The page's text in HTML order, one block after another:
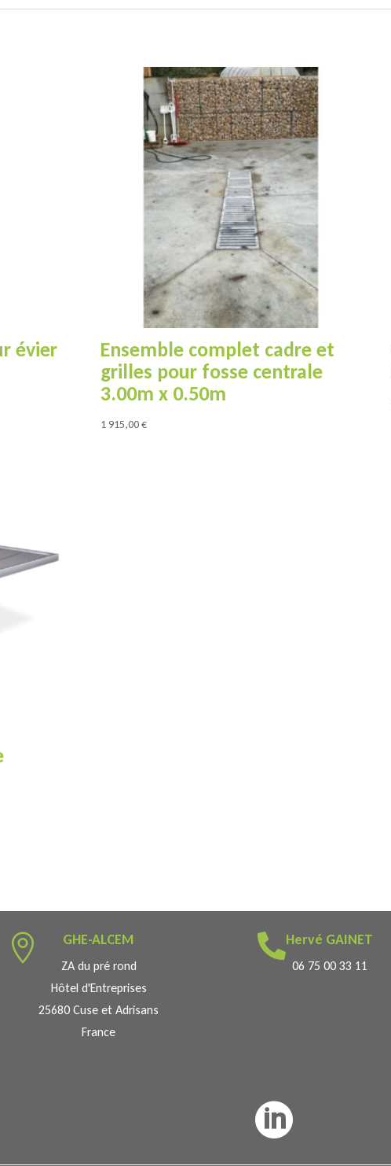
évier
Ensemble complet cadre et
grilles pour fosse centrale
3.00m x 0.50m
1 915,00€
 GHE-ALCEM
ZA du pré rond
Hôtel d'Entreprises
25680 Cuse et Adrisans
France
Hervé GAINET
06 75 00 33 11
